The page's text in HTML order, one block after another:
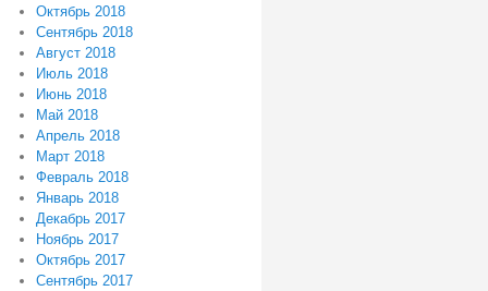
Октябрь 2018
Сентябрь 2018
Август 2018
Июль 2018
Июнь 2018
Май 2018
Апрель 2018
Март 2018
Февраль 2018
Январь 2018
Декабрь 2017
Ноябрь 2017
Октябрь 2017
Сентябрь 2017